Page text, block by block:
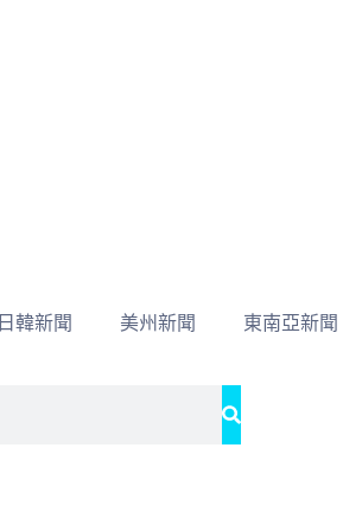
日韓新聞 美州新聞 東南亞新聞